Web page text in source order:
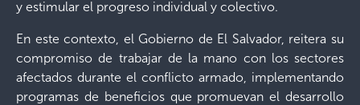
y estimular el progreso individual y colectivo.
En este contexto, el Gobierno de El Salvador, reitera su
compromiso de trabajar de la mano con los sectores
afectados durante el conflicto armado, implementando
programas de beneficios que promuevan el desarrollo